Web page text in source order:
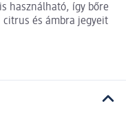
használható, így bőre
és ámbra jegyeit